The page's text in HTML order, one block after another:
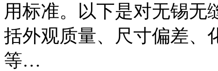
用标准。以下是对无锡无
括外观质量、尺寸偏差、
等…